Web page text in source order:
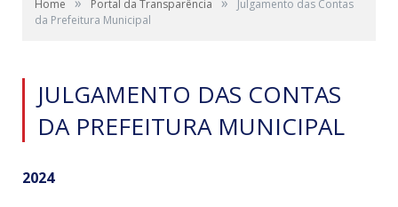
Home Portal da Transparência
Julgamento das Contas
da Prefeitura Municipal
JULGAMENTO DAS CONTAS
DA PREFEITURA MUNICIPAL
2024